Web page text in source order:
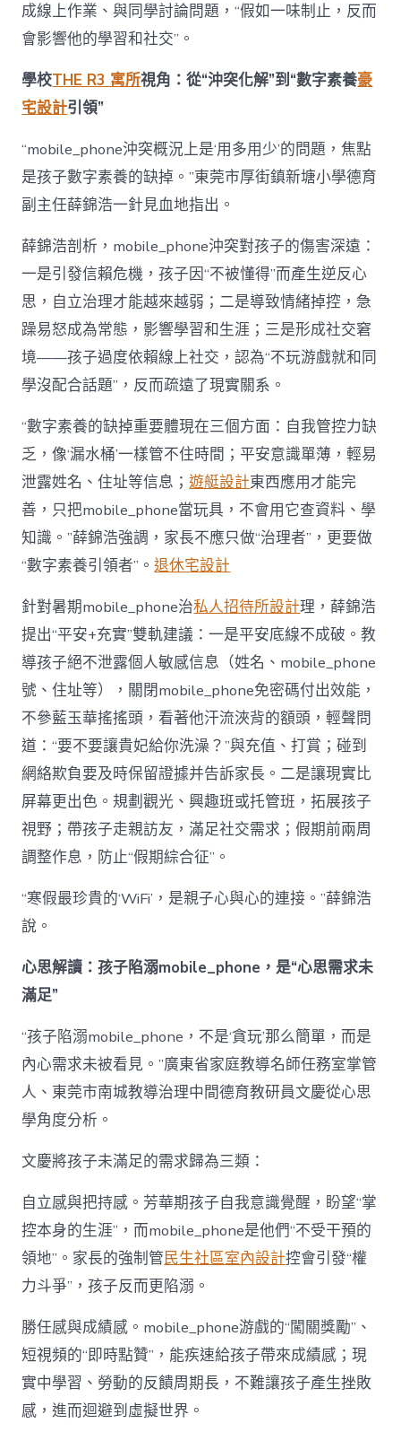
成線上作業、與同學討論問題，“假如一味制止，反而
會影響他的學習和社交”。
學校THE R3 寓所視角：從“沖突化解”到“數字素養豪
宅設計引領”
“mobile_phone沖突概況上是‘用多用少’的問題，焦點
是孩子數字素養的缺掉。”東莞市厚街鎮新塘小學德育
副主任薛錦浩一針見血地指出。
薛錦浩剖析，mobile_phone沖突對孩子的傷害深遠：
一是引發信賴危機，孩子因“不被懂得”而產生逆反心
思，自立治理才能越來越弱；二是導致情緒掉控，急
躁易怒成為常態，影響學習和生涯；三是形成社交窘
境——孩子過度依賴線上社交，認為“不玩游戲就和同
學沒配合話題”，反而疏遠了現實關系。
“數字素養的缺掉重要體現在三個方面：自我管控力缺
乏，像‘漏水桶’一樣管不住時間；平安意識單薄，輕易
泄露姓名、住址等信息；遊艇設計東西應用才能完
善，只把mobile_phone當玩具，不會用它查資料、學
知識。”薛錦浩強調，家長不應只做“治理者”，更要做
“數字素養引領者”。退休宅設計
針對暑期mobile_phone治私人招待所設計理，薛錦浩
提出“平安+充實”雙軌建議：一是平安底線不成破。教
導孩子絕不泄露個人敏感信息（姓名、mobile_phone
號、住址等），關閉mobile_phone免密碼付出效能，
不參藍玉華搖搖頭，看著他汗流浹背的額頭，輕聲問
道：“要不要讓貴妃給你洗澡？”與充值、打賞；碰到
網絡欺負要及時保留證據并告訴家長。二是讓現實比
屏幕更出色。規劃觀光、興趣班或托管班，拓展孩子
視野；帶孩子走親訪友，滿足社交需求；假期前兩周
調整作息，防止“假期綜合征”。
“寒假最珍貴的‘WiFi’，是親子心與心的連接。”薛錦浩
說。
心思解讀：孩子陷溺mobile_phone，是“心思需求未
滿足”
“孩子陷溺mobile_phone，不是‘貪玩’那么簡單，而是
內心需求未被看見。”廣東省家庭教導名師任務室掌管
人、東莞市南城教導治理中間德育教研員文慶從心思
學角度分析。
文慶將孩子未滿足的需求歸為三類：
自立感與把持感。芳華期孩子自我意識覺醒，盼望“掌
控本身的生涯”，而mobile_phone是他們“不受干預的
領地”。家長的強制管民生社區室內設計控會引發“權
力斗爭”，孩子反而更陷溺。
勝任感與成績感。mobile_phone游戲的“闖關獎勵”、
短視頻的“即時點贊”，能疾速給孩子帶來成績感；現
實中學習、勞動的反饋周期長，不難讓孩子產生挫敗
感，進而迴避到虛擬世界。